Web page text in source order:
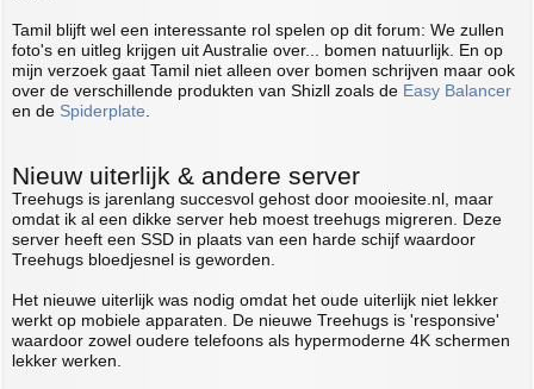
Tamil blijft wel een interessante rol spelen op dit forum: We zullen
foto's en uitleg krijgen uit Australie over... bomen natuurlijk. En op
mijn verzoek gaat Tamil niet alleen over bomen schrijven maar ook
over de verschillende produkten van Shizll zoals de Easy Balancer
en de Spiderplate
Nieuw uiterlijk & andere server
Treehugs is jarenlang succesvol gehost door mooiesite.nl, maar
omdat ik al een dikke server heb moest treehugs migreren. Deze
server heeft een SSD in plaats van een harde schijf waardoor
Treehugs bloedjesnel is geworden.
Het nieuwe uiterlijk was nodig omdat het oude uiterlijk niet lekker
werkt op mobiele apparaten. De nieuwe Treehugs is 'responsive'
waardoor zowel oudere telefoons als hypermoderne 4K schermen
lekker werken.